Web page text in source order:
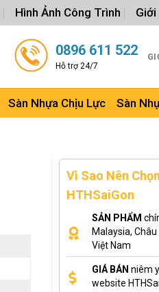
Hình Ảnh Công Trình Giới
0896 611 522
Hỗ trợ 24/7
Sàn Nhựa Chịu Lực Sàn
Vì Sao Nên Chọn
HTHSaiGon
SẢN PHẨM
Malaysia,
Việt Nam
GIÁ BÁN niêm
website